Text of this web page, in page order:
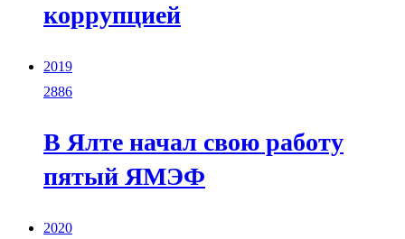
коррупцией
2019
2886
В Ялте начал свою работу
пятый ЯМЭФ
2020